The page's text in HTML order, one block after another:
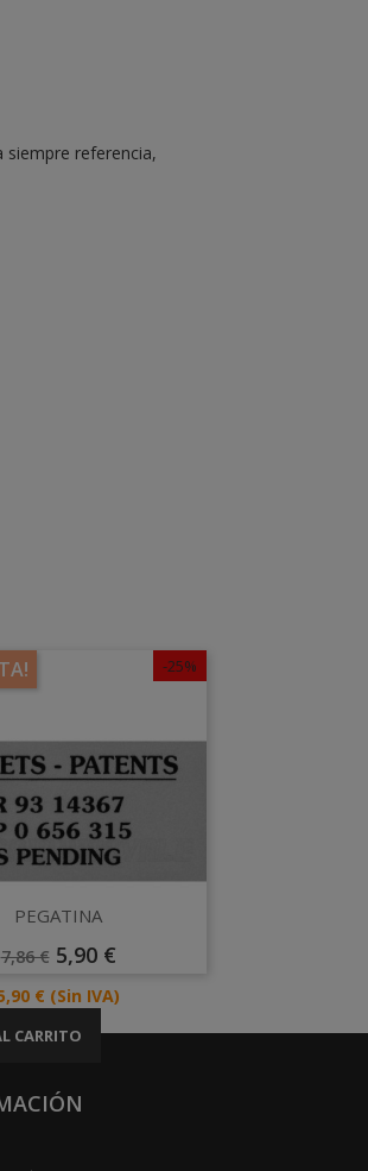
siempre referencia,
-25%
Vista rápida
PEGATINA
Precio
7,86 € Precio
5,90 €
€ (Sin IVA)
CARRITO